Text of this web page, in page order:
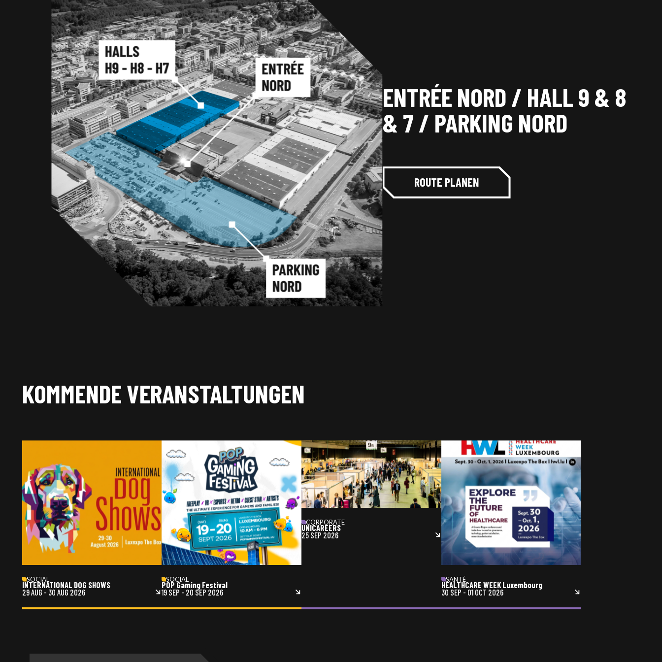
ENTRÉE NORD / HALL 9 & 8
& 7 / PARKING NORD
ROUTE PLANEN
KOMMENDE VERANSTALTUNGEN
SOCIAL
INTERNATIONAL DOG SHOWS
29 AUG - 30 AUG 2026
SOCIAL
POP Gaming Festival
19 SEP - 20 SEP 2026
CORPORATE
UNICAREERS
25 SEP 2026
SANTÉ
HEALTHCARE WEEK Luxembourg
30 SEP - 01 OCT 2026